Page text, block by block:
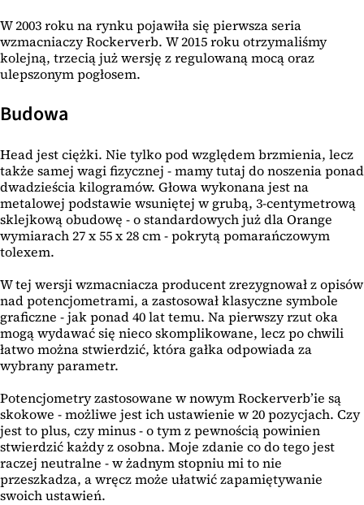
W 2003 roku na rynku pojawiła się pierwsza seria
wzmacniaczy Rockerverb. W 2015 roku otrzymaliśmy
kolejną, trzecią już wersję z regulowaną mocą oraz
ulepszonym pogłosem.
Budowa
Head jest ciężki. Nie tylko pod względem brzmienia, lecz
także samej wagi fizycznej - mamy tutaj do noszenia ponad
dwadzieścia kilogramów. Głowa wykonana jest na
metalowej podstawie wsuniętej w grubą, 3-centymetrową
sklejkową obudowę - o standardowych już dla Orange
wymiarach 27 x 55 x 28 cm - pokrytą pomarańczowym
tolexem.
W tej wersji wzmacniacza producent zrezygnował z opisów
nad potencjometrami, a zastosował klasyczne symbole
graficzne - jak ponad 40 lat temu. Na pierwszy rzut oka
mogą wydawać się nieco skomplikowane, lecz po chwili
łatwo można stwierdzić, która gałka odpowiada za
wybrany parametr.
Potencjometry zastosowane w nowym Rockerverb’ie są
skokowe - możliwe jest ich ustawienie w 20 pozycjach. Czy
jest to plus, czy minus - o tym z pewnością powinien
stwierdzić każdy z osobna. Moje zdanie co do tego jest
raczej neutralne - w żadnym stopniu mi to nie
przeszkadza, a wręcz może ułatwić zapamiętywanie
swoich ustawień.